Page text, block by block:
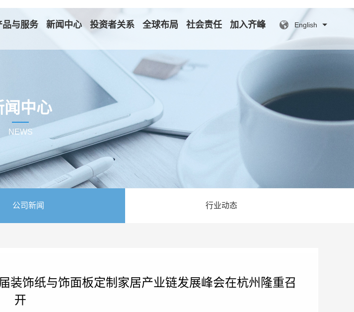
品与服务 新闻中心 投资者关系 全球布局 社会责任 加入齐峰 English
闻中心
NEWS
公司新闻 行业动态
饰纸与饰面板定制家居产业链发展峰会在杭州隆重召
开